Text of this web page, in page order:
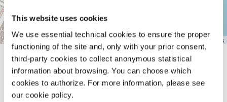
This website uses cookies
We use essential technical cookies to ensure the proper
functioning of the site and, only with your prior consent,
third-party cookies to collect anonymous statistical
information about browsing. You can choose which
cookies to authorize. For more information, please see
our cookie policy.
Leaflet | ©OpenStreetMap contributors